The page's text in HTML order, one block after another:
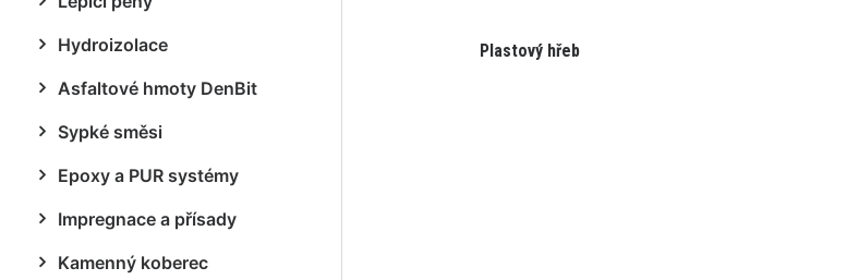
Hydroizolace
Asfaltové hmoty DenBit
Sypké směsi
Epoxy a PUR systémy
Impregnace a přísady
Kamenný koberec
Plastový hřeb